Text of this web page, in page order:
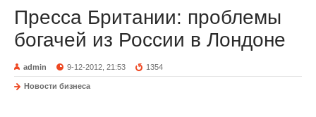
Пресса Британии: проблемы
богачей из России в Лондоне
admin 9-12-2012, 21:53 1354
Новости бизнеса